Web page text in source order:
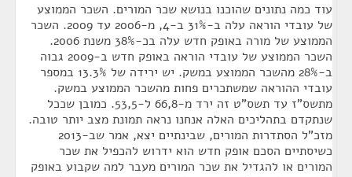
עוד כמה נתונים שהוכנו בנושא שכר המורים. השכר הממוצע
של עובדי הוראה עלה ב-31% ב-4, מ-2006 עד 2009. השכר
הממוצע של מורה באופק חדש עלה בכ-38% משנת 2006.
השכר הממוצע של עובדי הוראה באופק חדש ב-2009 גבוה
ב-28% מהשכר הממוצע במשק. יש ירידה של 13.3% במספר
עובדי ההוראה שמשתכרים פחות מהשכר הממוצע במשק.
מתשס"ז עד תשס"ט זה ירד מ-66,8 ל-53,5. כמובן שככל
שנתקדם בתהליכים האלה אנחנו נראה תמונת מצב יותר טובה.
מזכ"ל הסתדרות המורים, שבינתיים יצא, אמר שב-2013
כשיסתיים הסכם אופק חדש הוא ידרוש להכפיל את שכר
המורים או להגדיל את שכר המורים מעבר למה שקבוע באופק